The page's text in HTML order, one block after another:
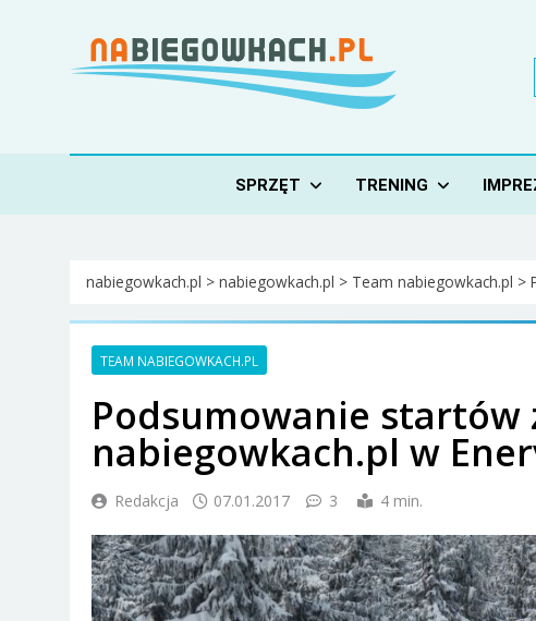
Nabiegowkach.pl
SPRZĘT TRENING
nabiegowkach.pl > nabiegowkach.pl > Team nabiegowkach.pl >
TEAM NABIEGOWKACH.PL
Podsumowanie
nabiegowkach.pl w
Redakcja 07.01.2017 3 4 min.